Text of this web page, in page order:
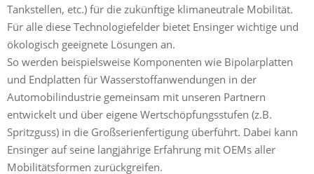
Tankstellen, etc.) für die zukünftige klimaneutrale Mobilität.
Für alle diese Technologiefelder bietet Ensinger wichtige und
ökologisch geeignete Lösungen an.
So werden beispielsweise Komponenten wie Bipolarplatten
und Endplatten für Wasserstoffanwendungen in der
Automobilindustrie gemeinsam mit unseren Partnern
entwickelt und über eigene Wertschöpfungsstufen (z.B.
Spritzguss) in die Großserienfertigung überführt. Dabei kann
Ensinger auf seine langjährige Erfahrung mit OEMs aller
Mobilitätsformen zurückgreifen.